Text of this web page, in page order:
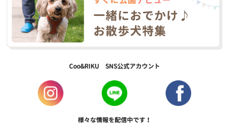
Coo&RIKU SNS公式アカウント
様々な情報を配信中です！